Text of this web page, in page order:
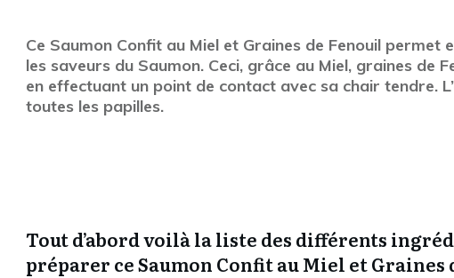
Ce Saumon Confit au Miel et Graines de Fenouil
les saveurs du Saumon. Ceci, grâce au Miel, graines de
en effectuant un point de contact avec sa chair tendre.
toutes les papilles.
Tout d’abord voilà la liste des différents
préparer ce Saumon Confit au Miel et Graines